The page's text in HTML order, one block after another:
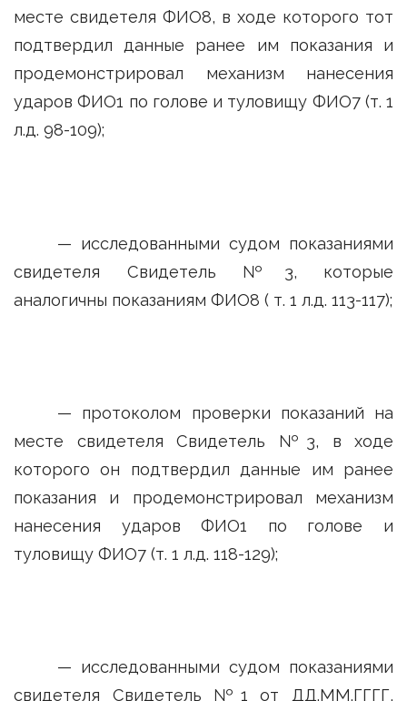
месте свидетеля ФИО8, в ходе которого тот
подтвердил данные ранее им показания и
продемонстрировал механизм нанесения
ударов ФИО1 по голове и туловищу ФИО7 (т. 1
л.д. 98-109);
— исследованными судом показаниями
свидетеля Свидетель №3, которые
аналогичны показаниям ФИО8 ( т. 1 л.д. 113-117);
— протоколом проверки показаний на
месте свидетеля Свидетель №3, в ходе
которого он подтвердил данные им ранее
показания и продемонстрировал механизм
нанесения ударов ФИО1 по голове и
туловищу ФИО7 (т. 1 л.д. 118-129);
— исследованными судом показаниями
свидетеля Свидетель №1 от ДД.ММ.ГГГГ,